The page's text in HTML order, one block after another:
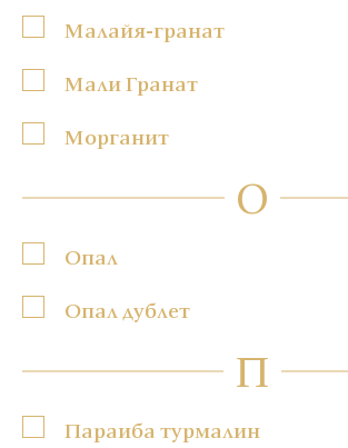
Малайя-гранат
Мали Гранат
Морганит
О
Опал
Опал дублет
П
Параиба турмалин